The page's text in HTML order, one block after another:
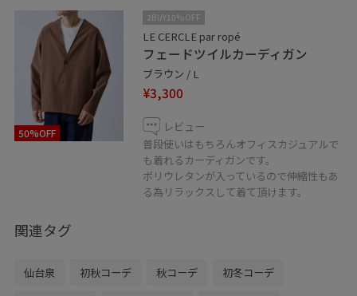
50%OFF
2BUY10%OFF
LE CERCLE par ropé
フェードツイルカーディガン
ブラウン / L
¥3,300
レビュー
普段使いはもちろんオフィスカジュアルで
も着れるカーディガンです。
ポリウレタンが入っているので伸縮性もあ
る為リラックスして着て頂けます。
関連タグ
仙台泉 初秋コーデ 秋コーデ 初冬コーデ